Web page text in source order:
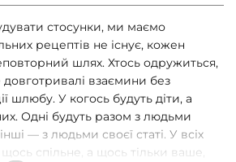
стосунки, ми маємо
рецептів не існує, кожен
шлях. Хтось одружиться,
довготривалі взаємини без
шлюбу. У когось будуть діти, а
Одні будуть разом з людьми
— з людьми своєї статі. У всіх
щось спільне, а щось тільки ваше,